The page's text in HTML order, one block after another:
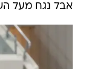
אבל נגח מעל